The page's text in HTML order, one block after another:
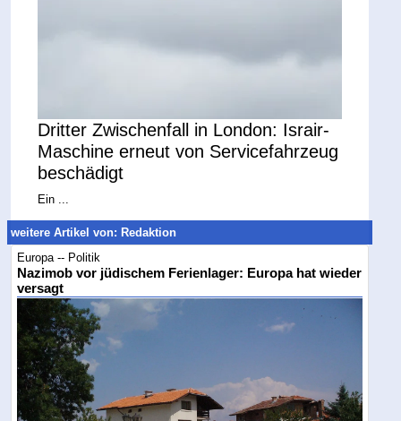
Dritter Zwischenfall in London: Israir-
Maschine erneut von Servicefahrzeug
beschädigt
Ein ...
weitere Artikel von: Redaktion
Europa -- Politik
Nazimob vor jüdischem Ferienlager: Europa hat wieder
versagt